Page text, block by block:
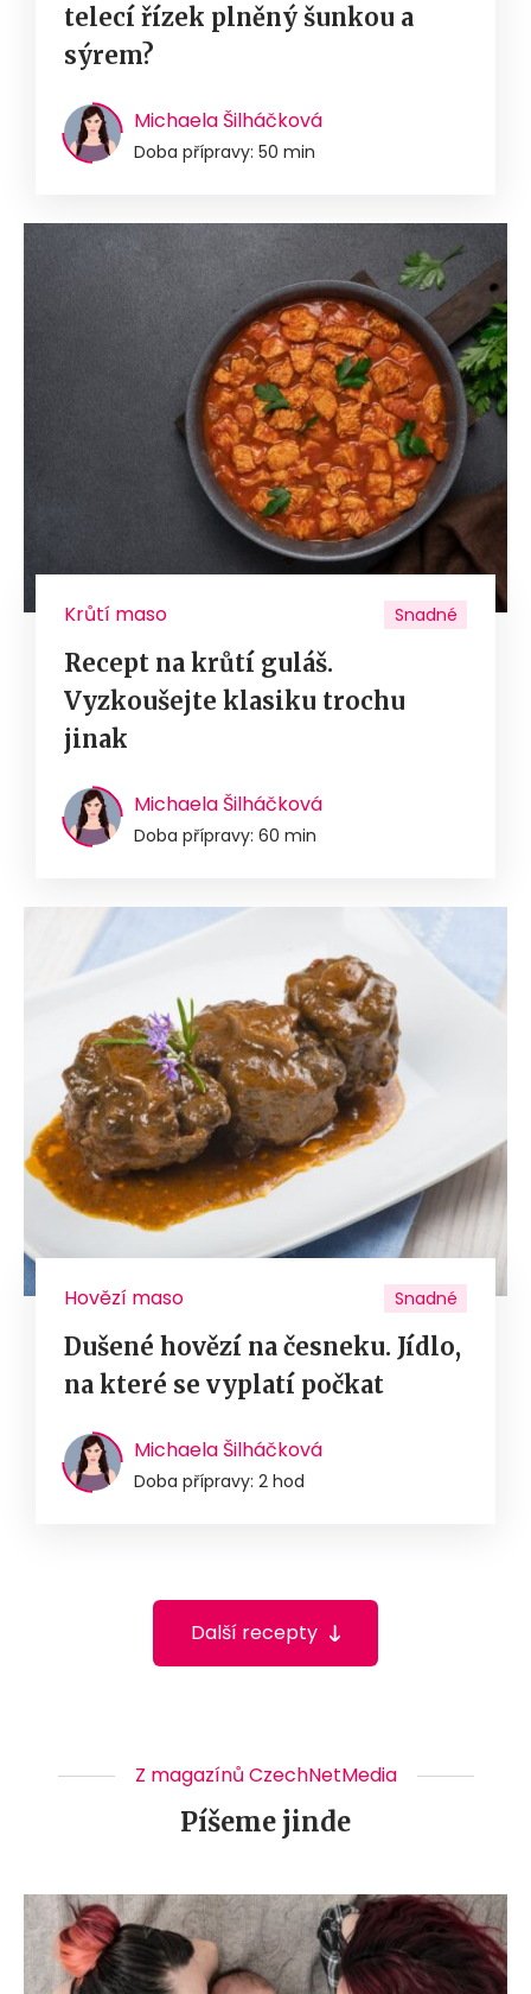
telecí řízek plněný šunkou a
sýrem?
Michaela Šilháčková
Doba přípravy: 50 min
Krůtí maso Snadné
Recept na krůtí guláš.
Vyzkoušejte klasiku trochu
jinak
Michaela Šilháčková
Doba přípravy: 60 min
Hovězí maso Snadné
Dušené hovězí na česneku. Jídlo,
na které se vyplatí počkat
Michaela Šilháčková
Doba přípravy: 2 hod
Další recepty
Z magazínů CzechNetMedia
Píšeme jinde